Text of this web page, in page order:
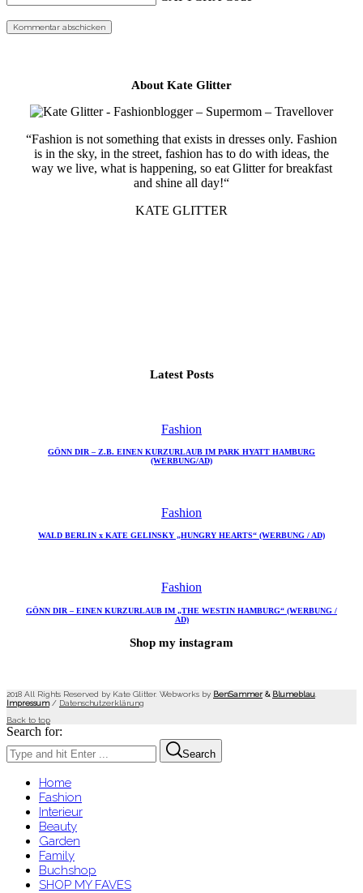
About Kate Glitter
“Fashion is not something that exists in dresses only. Fashion
is in the sky, in the street, fashion has to do with ideas, the
way we live, what is happening, so eat Glitter for breakfast
and shine all day!“
KATE GLITTER
Latest Posts
Fashion
GÖNN DIR – Z.B. EINEN KURZURLAUB IM PARK HYATT HAMBURG
(WERBUNG/AD)
Fashion
WALD BERLIN x KATE GELINSKY „HUNGRY HEARTS“ (WERBUNG / AD)
Fashion
GÖNN DIR – EINEN KURZURLAUB IM „THE WESTIN HAMBURG“ (WERBUNG /
AD)
Shop my instagram
2018 All Rights Reserved by Kate Glitter. Webworks by BenSammer & Blumeblau
Impressum/ Datenschutzerklärung
Back to top
Search for:
Search
Home
Fashion
Interieur
Beauty
Garden
Family
Buchshop
SHOP MY FAVES